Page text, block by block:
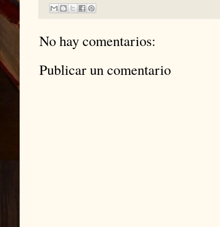
No hay comentarios:
Publicar un comentario